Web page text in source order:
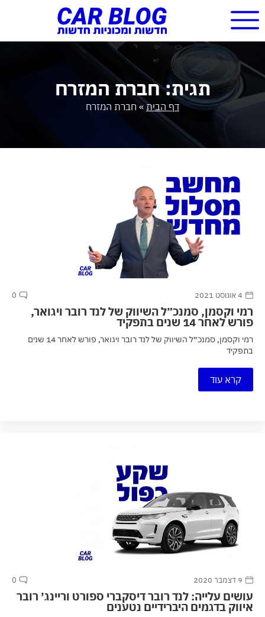
תגית: חברת המזרח
דף הבית» חברת המזרח
4 אוגוסט 2021 0
רמי וקסמן, סמנכ״ל השיווק של לנד רובר ויגואר,
פורש לאחר 14 שנים בתפקיד
רמי וקסמן, סמנכ״ל השיווק של לנד רובר ויגואר, פורש לאחר 14 שנים
בתפקיד
קרא עוד
9 דצמבר 2020 0
עושים עלייה: לנד רובר דיסקברי ספורט וריינג׳ רובר
איווק בדגמים היברידיים נטענים